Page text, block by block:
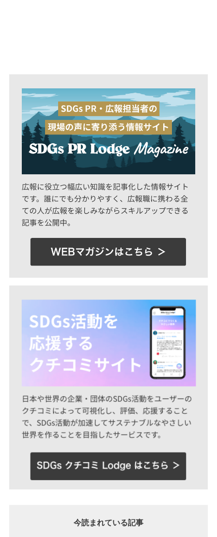
今読まれている記事